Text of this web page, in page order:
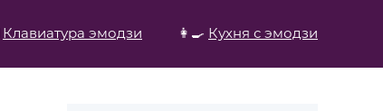
Клавиатура эмодзи 👩‍🍳 Кухня с эмодзи